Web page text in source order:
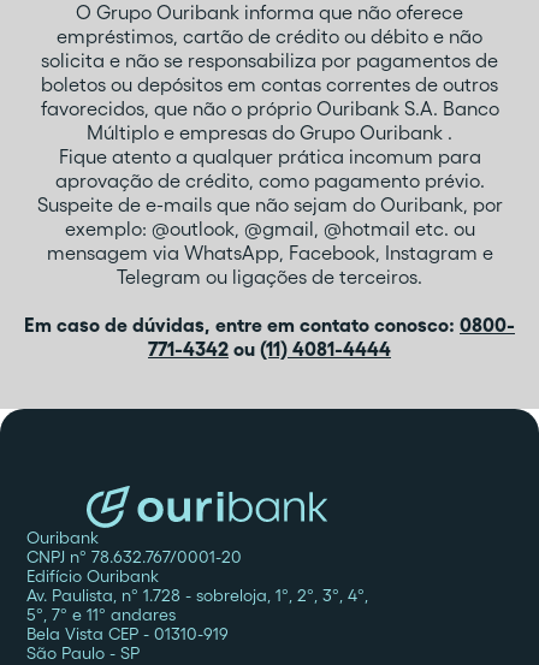
O Grupo Ouribank informa que não oferece
empréstimos, cartão de crédito ou débito e não
solicita e não se responsabiliza por pagamentos de
boletos ou depósitos em contas correntes de outros
favorecidos, que não o próprio Ouribank S.A. Banco
Múltiplo e empresas do Grupo Ouribank .
Fique atento a qualquer prática incomum para
aprovação de crédito, como pagamento prévio.
Suspeite de e-mails que não sejam do Ouribank, por
exemplo: @outlook, @gmail, @hotmail etc. ou
mensagem via WhatsApp, Facebook, Instagram e
Telegram ou ligações de terceiros.
Em caso de dúvidas, entre em contato conosco: 0800-
771-4342 ou (11) 4081-4444
Ouribank
CNPJ nº 78.632.767/0001-20
Edifício Ouribank
Av. Paulista, nº 1.728 - sobreloja, 1º, 2º, 3º, 4º,
5º, 7º e 11º andares
Bela Vista CEP - 01310-919
São Paulo - SP